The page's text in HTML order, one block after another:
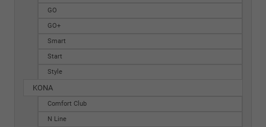
GO
GO+
Smart
Start
Style
KONA
Comfort Club
N Line